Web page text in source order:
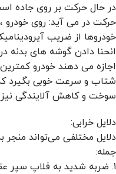
در حال حرکت بر روی جاده
حرکت در می آید: روی خودرو ،
خودروها از ضریب
انحنا دادن گوشه های بدنه
اجازه می دهند خودرو کمترین
شتاب و سرعت خوبی بگیرد
سوخت و کاهش آلایندگی نیز
دلایل خرابی:
جمله: